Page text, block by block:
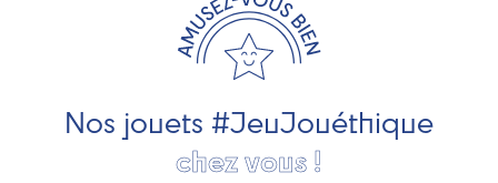
développement durable. Ils nous fabriquent des jouets
pour les jeunes enfants, des jeux d'éveil, des jeux de
société, des jouets d'imitation, des jeux de plein air, ... et
Nos jouets #JeuJouéthique
chez vous !